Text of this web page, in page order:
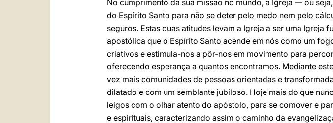
No cumprimento da sua missão no mundo, a Igreja — ou
do Espírito Santo para não se deter pelo medo nem pelo
seguros. Estas duas atitudes levam a Igreja a ser uma
apostólica que o Espírito Santo acende em nós como um
criativos e estimula-nos a pôr-nos em movimento para
oferecendo esperança a quantos encontramos. Mediante
vez mais comunidades de pessoas orientadas e
dilatado e com um semblante jubiloso. Hoje mais do que
leigos com o olhar atento do apóstolo, para se comover e
e espirituais, caracterizando assim o caminho da